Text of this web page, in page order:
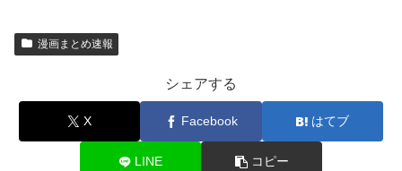
漫画まとめ速報
シェアする
X Facebook はてブ
LINE コピー